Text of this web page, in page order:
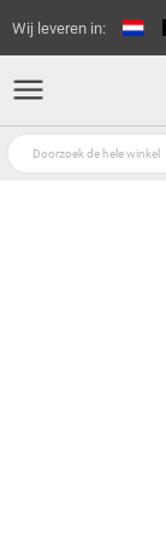
Wij leveren in: